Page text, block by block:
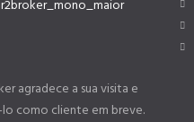
agradece a sua visita e
como cliente em breve.